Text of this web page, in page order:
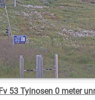
53 Tyinosen 0 meter